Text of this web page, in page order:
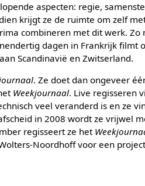
aspecten: regie,
krijgt ze de ruimte om zelf
combineren met dit werk.
dagen in Frankrijk filmt
Scandinavië en Zwitserland.
. Ze doet dan ongeveer
Weekjournaal. Live regisseren
veel veranderd is en ze
in 2008 wordt ze vrijwel
regisseert ze het
Noordhoff voor een